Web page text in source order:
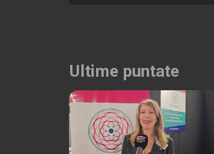
Ultime puntate